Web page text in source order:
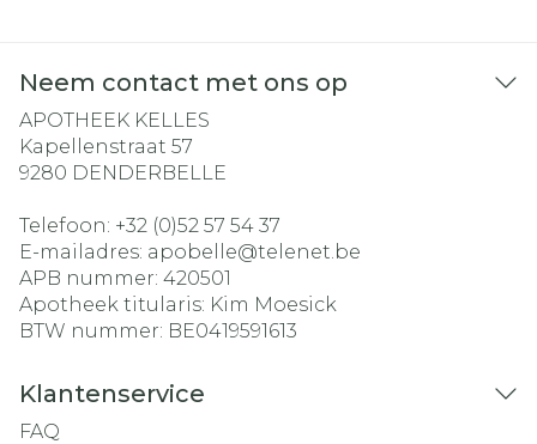
Neem contact met ons op
APOTHEEK KELLES
Kapellenstraat 57
9280 DENDERBELLE
Telefoon: +32 (0)52 57 54 37
E-mailadres: apobelle@telenet.be
APB nummer: 420501
Apotheek titularis: Kim Moesick
BTW nummer: BE0419591613
Klantenservice
FAQ